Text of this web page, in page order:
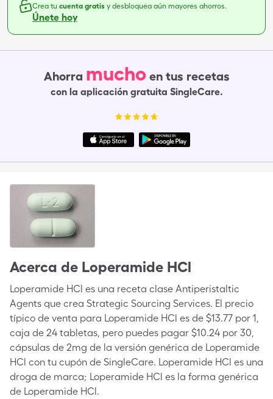
Crea tu cuenta gratis y desbloquea aún mayores ahorros.
Únete hoy
Ahorra mucho en tus recetas
con la aplicación gratuita SingleCare.
Acerca de Loperamide HCl
Loperamide HCl es una receta clase Antiperistaltic
Agents que crea Strategic Sourcing Services. El precio
típico de venta para Loperamide HCl es de $13.77 por 1,
caja de 24 tabletas, pero puedes pagar $10.24 por 30,
cápsulas de 2mg de la versión genérica de Loperamide
HCl con tu cupón de SingleCare. Loperamide HCl es una
droga de marca; Loperamide HCl es la forma genérica
de Loperamide HCl.